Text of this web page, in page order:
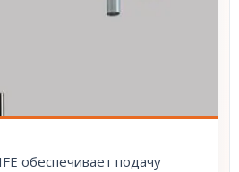
обеспечивает подачу